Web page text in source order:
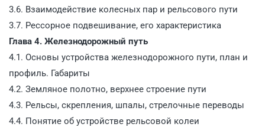
3.6. Взаимодействие колесных пар и рельсового пути
3.7. Рессорное подвешивание, его характеристика
Глава 4. Железнодорожный путь
4.1. Основы устройства железнодорожного пути, план и
профиль. Габариты
4.2. Земляное полотно, верхнее строение пути
4.3. Рельсы, скрепления, шпалы, стрелочные переводы
4.4. Понятие об устройстве рельсовой колеи